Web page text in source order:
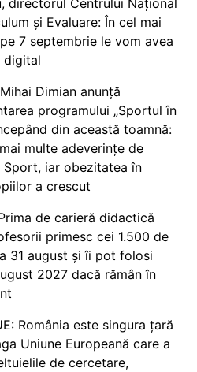
directorul Centrului Național
și Evaluare: În cel mai
7 septembrie le vom avea
digital
Dimian anunță
programului „Sportul în
din această toamnă:
multe adeverințe de
Sport, iar obezitatea în
a crescut
de carieră didactică
primesc cei 1.500 de
31 august și îi pot folosi
2027 dacă rămân în
România este singura țară
Uniune Europeană care a
de cercetare,